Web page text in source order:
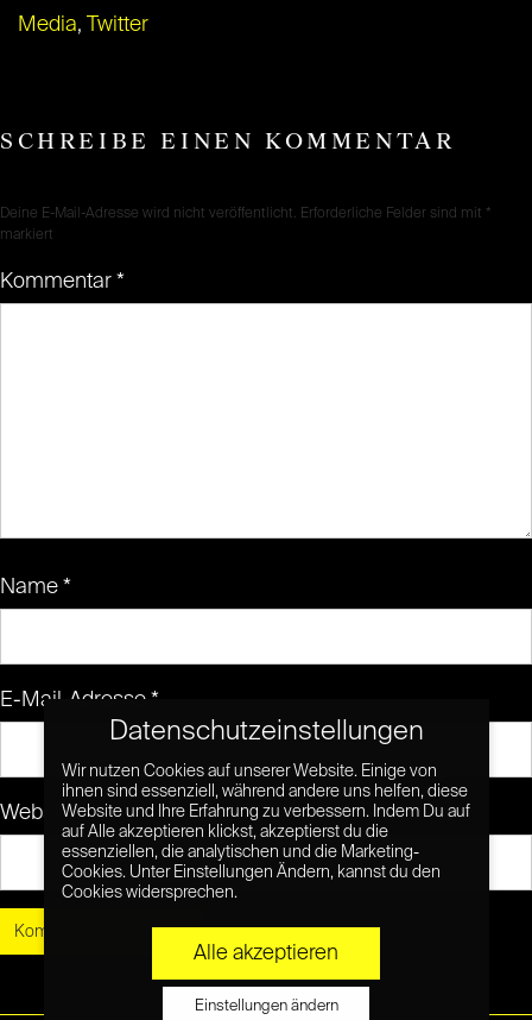
Media, Twitter
SCHREIBE EINEN KOMMENTAR
Deine E-Mail-Adresse wird nicht veröffentlicht. Erforderliche Felder sind mit *
markiert
Kommentar *
Name *
E-Mail-Adresse *
Website
Datenschutzeinstellungen
Wir nutzen Cookies auf unserer Website. Einige von
ihnen sind essenziell, während andere uns helfen, diese
Website und Ihre Erfahrung zu verbessern. Indem Du auf
auf Alle akzeptieren klickst, akzeptierst du die
essenziellen, die analytischen und die Marketing-
Cookies. Unter Einstellungen Ändern, kannst du den
Cookies widersprechen.
Alle akzeptieren
Einstellungen ändern